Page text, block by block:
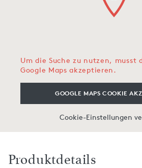
Um die Suche zu nutzen, musst
Google Maps akzeptieren.
GOOGLE MAPS COOKIE
Cookie-Einstellungen
Produktdetails